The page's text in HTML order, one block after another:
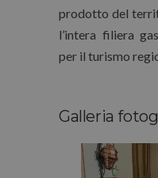
prodotto del
l’intera filiera
per il turismo
Galleria